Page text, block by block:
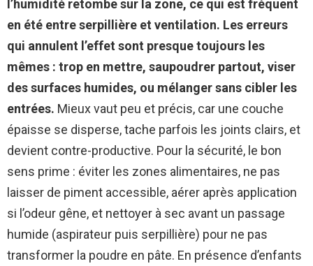
l’humidité retombe sur la zone, ce qui est fréquent
en été entre serpillière et ventilation. Les erreurs
qui annulent l’effet sont presque toujours les
mêmes : trop en mettre, saupoudrer partout, viser
des surfaces humides, ou mélanger sans cibler les
entrées. Mieux vaut peu et précis, car une couche
épaisse se disperse, tache parfois les joints clairs, et
devient contre-productive. Pour la sécurité, le bon
sens prime : éviter les zones alimentaires, ne pas
laisser de piment accessible, aérer après application
si l’odeur gêne, et nettoyer à sec avant un passage
humide (aspirateur puis serpillière) pour ne pas
transformer la poudre en pâte. En présence d’enfants